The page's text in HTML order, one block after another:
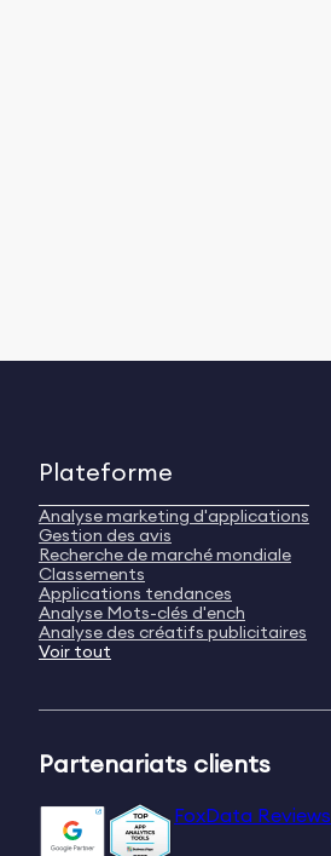
Plateforme
Analyse marketing d'applications
Gestion des avis
Recherche de marché mondiale
Classements
Applications tendances
Analyse Mots-clés d'ench
Analyse des créatifs publicitaires
Voir tout
Partenariats clients
FoxData Reviews